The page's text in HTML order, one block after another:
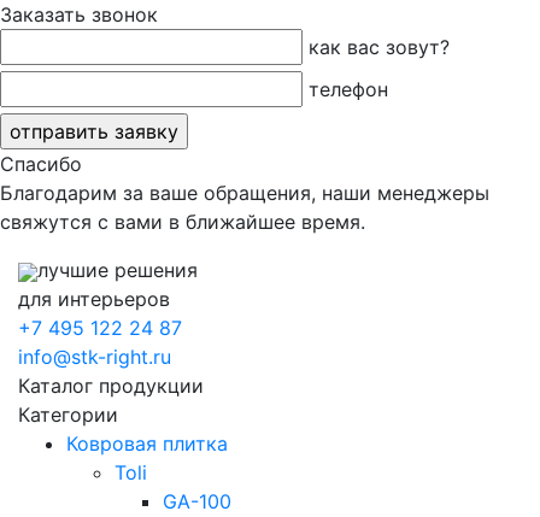
Заказать звонок
как вас зовут?
телефон
Спасибо
Благодарим за ваше обращения, наши менеджеры
свяжутся с вами в ближайшее время.
лучшие решения
для интерьеров
+7 495 122 24 87
info@stk-right.ru
Каталог продукции
Категории
Ковровая плитка
Toli
GA-100